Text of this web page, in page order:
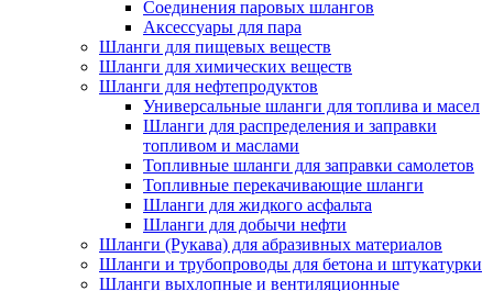
Cоединения паровых шлангов
Аксессуары для пара
Шланги для пищевых веществ
Шланги для химических веществ
Шланги для нефтепродуктов
Универсальные шланги для топлива и масел
Шланги для распределения и заправки
топливом и маслами
Топливные шланги для заправки самолетов
Топливные перекачивающие шланги
Шланги для жидкого асфальта
Шланги для добычи нефти
Шланги (Рукава) для абразивных материалов
Шланги и трубопроводы для бетона и штукатурки
Шланги выхлопные и вентиляционные